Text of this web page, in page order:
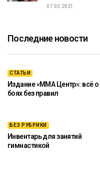
07.03.2021
Последние новости
СТАТЬИ
Издание «ММА Центр»: всё о
боях без правил
БЕЗ РУБРИКИ
Инвентарь для занятий
гимнастикой